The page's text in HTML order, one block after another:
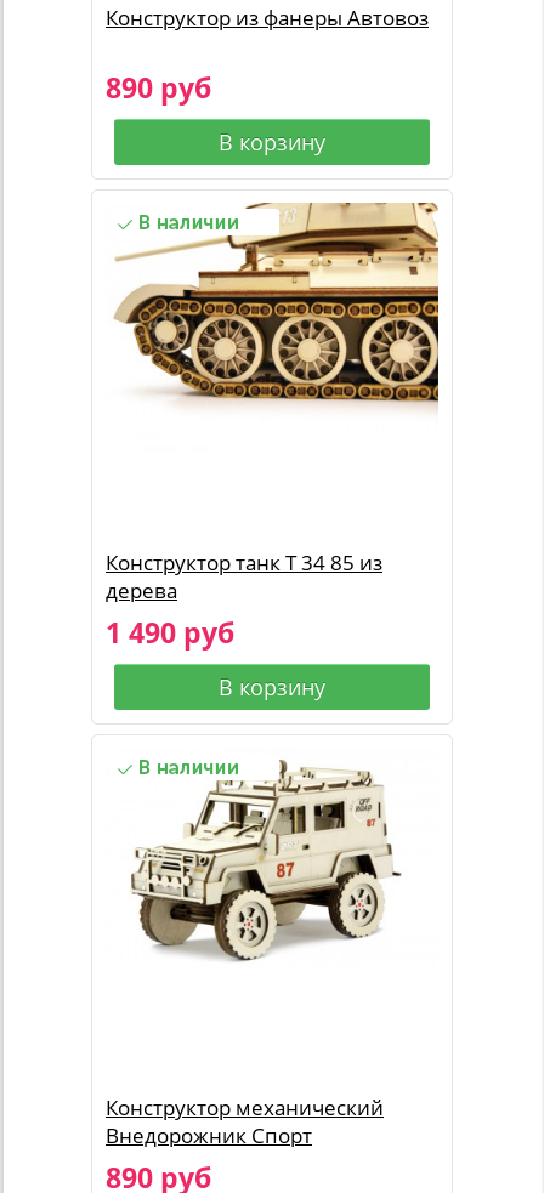
Конструктор из фанеры Автовоз
890 руб
В корзину
Конструктор танк Т 34 85 из
дерева
1 490 руб
В корзину
Конструктор механический
Внедорожник Спорт
890 руб